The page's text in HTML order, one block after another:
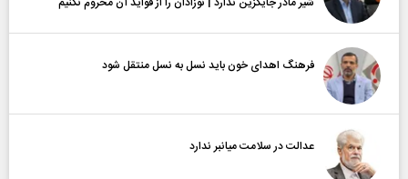
فرهنگ اهدای خون باید نسل به نسل منتقل شود
عدالت در سلامت میانبر ندارد